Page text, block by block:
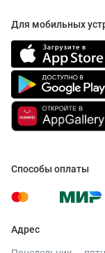
Для мобильных
Способы оплаты
Адрес